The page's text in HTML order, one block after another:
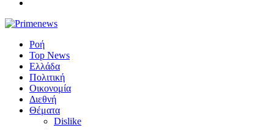
Ροή
Top News
Ελλάδα
Πολιτική
Οικονομία
Διεθνή
Θέματα
Dislike